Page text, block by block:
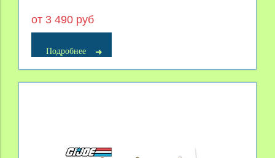
от 3 490 руб
Подробнее